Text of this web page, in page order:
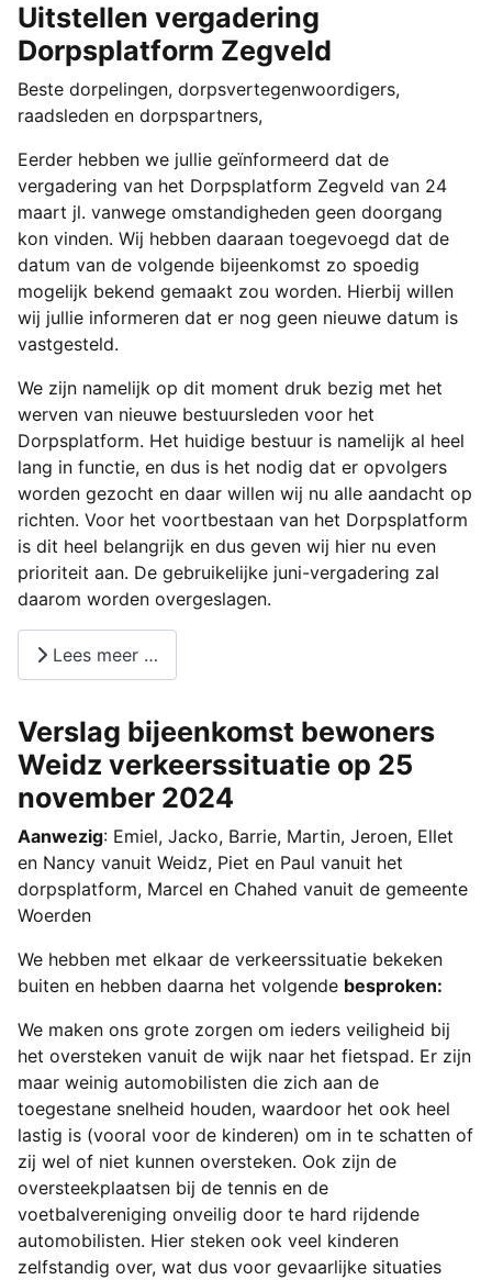
Uitstellen vergadering
Dorpsplatform Zegveld
Beste dorpelingen, dorpsvertegenwoordigers,
raadsleden en dorpspartners,
Eerder hebben we jullie geïnformeerd dat de
vergadering van het Dorpsplatform Zegveld van 24
maart jl. vanwege omstandigheden geen doorgang
kon vinden. Wij hebben daaraan toegevoegd dat de
datum van de volgende bijeenkomst zo spoedig
mogelijk bekend gemaakt zou worden. Hierbij willen
wij jullie informeren dat er nog geen nieuwe datum is
vastgesteld.
We zijn namelijk op dit moment druk bezig met het
werven van nieuwe bestuursleden voor het
Dorpsplatform. Het huidige bestuur is namelijk al heel
lang in functie, en dus is het nodig dat er opvolgers
worden gezocht en daar willen wij nu alle aandacht op
richten. Voor het voortbestaan van het Dorpsplatform
is dit heel belangrijk en dus geven wij hier nu even
prioriteit aan. De gebruikelijke juni-vergadering zal
daarom worden overgeslagen.
Lees meer …
Verslag bijeenkomst bewoners
Weidz verkeerssituatie op 25
november 2024
Aanwezig: Emiel, Jacko, Barrie, Martin, Jeroen, Ellet
en Nancy vanuit Weidz, Piet en Paul vanuit het
dorpsplatform, Marcel en Chahed vanuit de gemeente
Woerden
We hebben met elkaar de verkeerssituatie bekeken
buiten en hebben daarna het volgende besproken:
We maken ons grote zorgen om ieders veiligheid bij
het oversteken vanuit de wijk naar het fietspad. Er zijn
maar weinig automobilisten die zich aan de
toegestane snelheid houden, waardoor het ook heel
lastig is (vooral voor de kinderen) om in te schatten of
zij wel of niet kunnen oversteken. Ook zijn de
oversteekplaatsen bij de tennis en de
voetbalvereniging onveilig door te hard rijdende
automobilisten. Hier steken ook veel kinderen
zelfstandig over, wat dus voor gevaarlijke situaties